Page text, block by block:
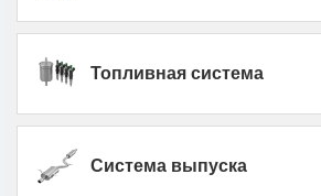
Топливная система
Система выпуска